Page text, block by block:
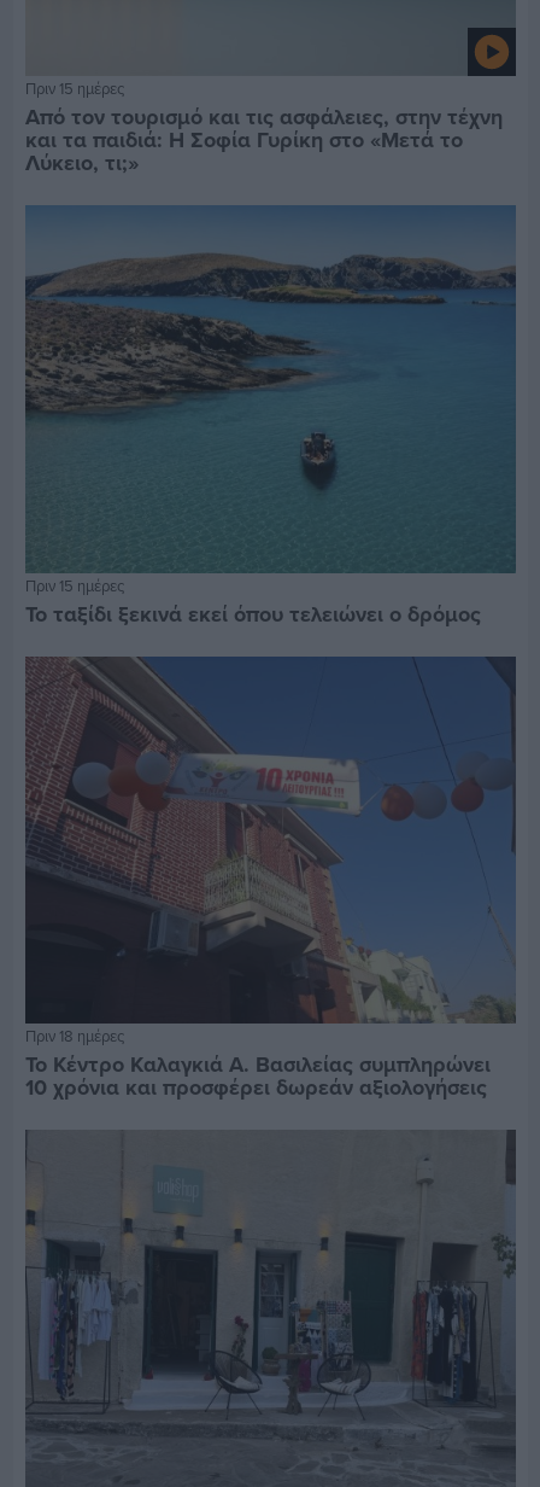
Πριν 15 ημέρες
Από τον τουρισμό και τις ασφάλειες, στην τέχνη
και τα παιδιά: Η Σοφία Γυρίκη στο «Μετά το
Λύκειο, τι;»
Πριν 15 ημέρες
Το ταξίδι ξεκινά εκεί όπου τελειώνει ο δρόμος
Πριν 18 ημέρες
Το Κέντρο Καλαγκιά Α. Βασιλείας συμπληρώνει
10 χρόνια και προσφέρει δωρεάν αξιολογήσεις